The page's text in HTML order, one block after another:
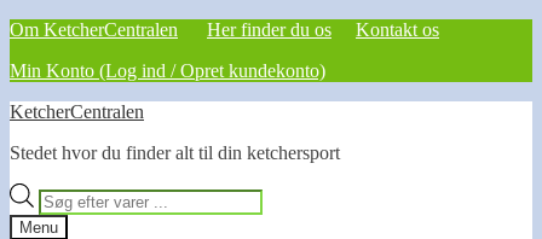
Om KetcherCentralen Her finder du os
Kontakt os
Min Konto (Log ind / Opret kundekonto)
Spring
navigation
Spring
indhold
KetcherCentralen
Stedet hvor du finder alt til din ketchersport
Products
search
Menu